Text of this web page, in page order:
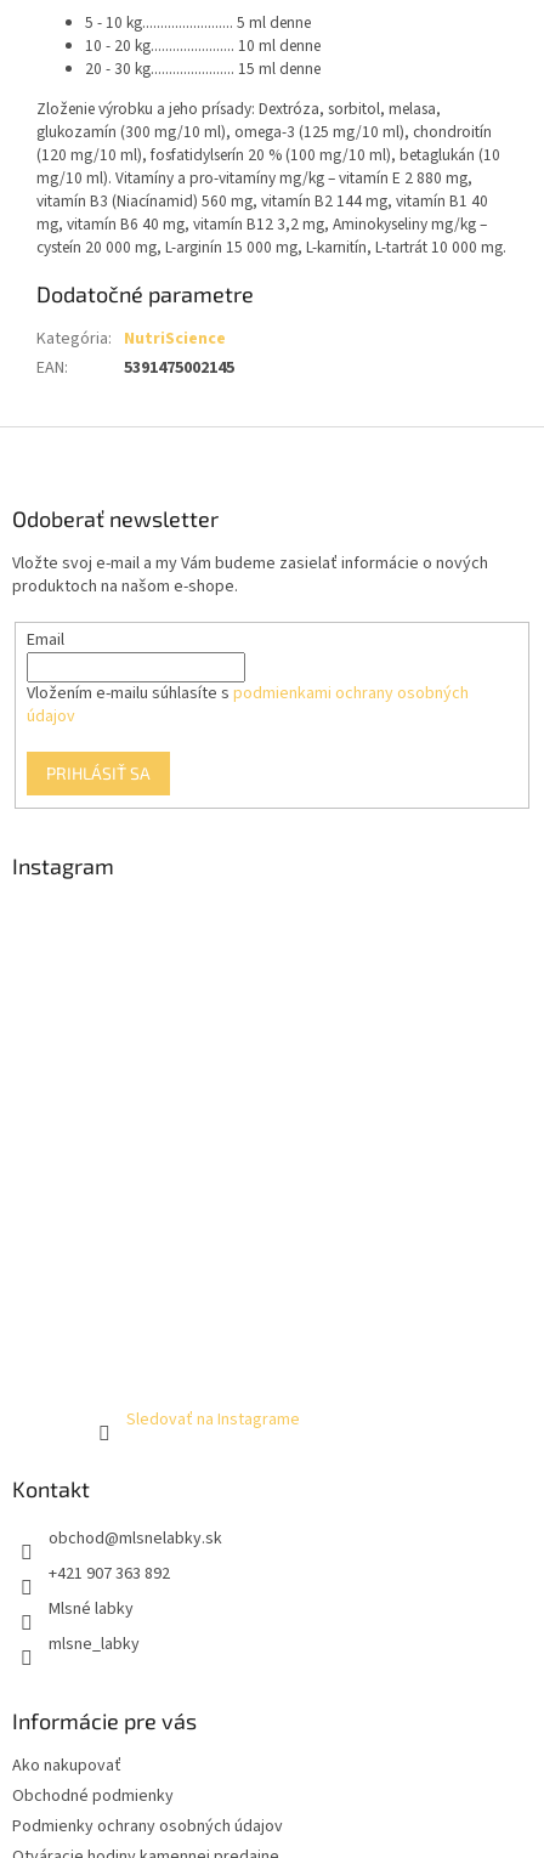
5 - 10 kg......................... 5 ml denne
10 - 20 kg....................... 10 ml denne
20 - 30 kg....................... 15 ml denne
Zloženie výrobku a jeho prísady: Dextróza, sorbitol, melasa,
glukozamín (300 mg/10 ml), omega-3 (125 mg/10 ml), chondroitín
(120 mg/10 ml), fosfatidylserín 20 % (100 mg/10 ml), betaglukán (10
mg/10 ml). Vitamíny a pro-vitamíny mg/kg – vitamín E 2 880 mg,
vitamín B3 (Niacínamid) 560 mg, vitamín B2 144 mg, vitamín B1 40
mg, vitamín B6 40 mg, vitamín B12 3,2 mg, Aminokyseliny mg/kg –
cysteín 20 000 mg, L-arginín 15 000 mg, L-karnitín, L-tartrát 10 000 mg.
Dodatočné parametre
Kategória: NutriScience
EAN: 5391475002145
Odoberať newsletter
Vložte svoj e-mail a my Vám budeme zasielať informácie o nových
produktoch na našom e-shope.
Email
Vložením e-mailu súhlasíte s podmienkami ochrany osobných
údajov
PRIHLÁSIŤ SA
Instagram
Sledovať na Instagrame
Kontakt
obchod@mlsnelabky.sk
+421 907 363 892
Mlsné labky
mlsne_labky
Informácie pre vás
Ako nakupovať
Obchodné podmienky
Podmienky ochrany osobných údajov